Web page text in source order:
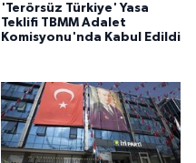
'Terörsüz Türkiye' Yasa
Teklifi TBMM Adalet
Komisyonu'nda Kabul Edildi